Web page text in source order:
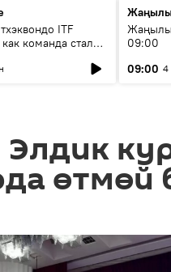
ITF
как команда стала
09:00
09:00 4
өтмөй